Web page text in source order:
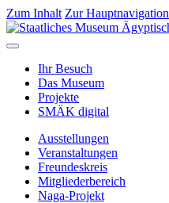
Zum Inhalt Zur Hauptnavigation
Ihr Besuch
Das Museum
Projekte
SMÄK digital
Ausstellungen
Veranstaltungen
Freundeskreis
Mitgliederbereich
Naga-Projekt